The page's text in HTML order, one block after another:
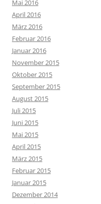
Mai 2016
April 2016
März 2016
Februar 2016
Januar 2016
November 2015
Oktober 2015
September 2015
August 2015
Juli 2015
Juni 2015
Mai 2015
April 2015
März 2015
Februar 2015
Januar 2015
Dezember 2014